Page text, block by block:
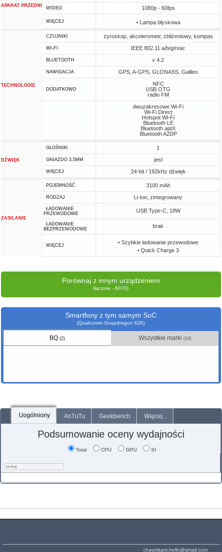
APARAT PRZEDNI WIDEO 1080p - 60fps
WIĘCEJ • Lampa błyskowa
TECHNOLOGIE
CZUJNIKI żyroskop, akcelerometr, zbliżeniowy, kompas
WI-FI IEEE 802.11 a/b/g/n/ac
BLUETOOTH v 4.2
NAWIGACJA GPS, A-GPS, GLONASS, Galileo
DODATKOWO
NFC
USB OTG
radio FM
dwuzakresowe Wi-Fi
Wi-Fi Direct
Hotspot Wi-Fi
Bluetooth LE
Bluetooth aptX
Bluetooth A2DP
DŹWIĘK
GŁOŚNIKI 1
GNIAZDO 3,5MM jest
WIĘCEJ 24-bit / 192kHz dźwięk
ZASILANIE
POJEMNOŚĆ 3100 mAh
RODZAJ Li-Ion, zintegrowany
ŁADOWANIE
PRZEWODOWE
USB Type-C, 18W
ŁADOWANIE
BEZPRZEWODOWE
brak
WIĘCEJ
• Szybkie ładowanie przewodowe
• Quick Charge 3
Porównaj z innym urządzeniem
(łącznie - 6070)
Smartfony z tym samym SoC
(Qualcomm Snapdragon 626)
BQ(2) Wszystkie marki (10)
Uogólniony AnTuTu Geekbench Więcej...
Podsumowanie oceny wydajności
Total CPU GPU SI
chaynikam.hello@gmail.com